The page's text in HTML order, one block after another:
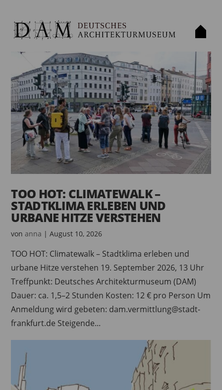
TOO HOT: CLIMATEWALK –
STADTKLIMA ERLEBEN UND
URBANE HITZE VERSTEHEN
vonanna |August 10, 2026
TOO HOT: Climatewalk – Stadtklima erleben und
urbane Hitze verstehen 19. September 2026, 13 Uhr
Treffpunkt: Deutsches Architekturmuseum (DAM)
Dauer: ca. 1,5–2 Stunden Kosten: 12 € pro Person Um
Anmeldung wird gebeten: dam.vermittlung@stadt-
frankfurt.de Steigende...